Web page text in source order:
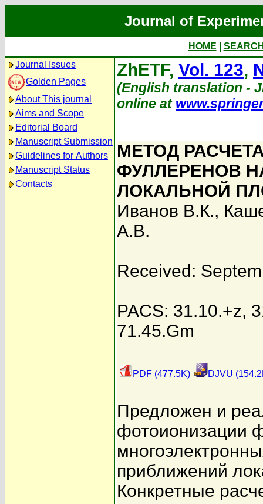
Journal of
HOME
Journal Issues
Golden Pages
About This journal
Aims and Scope
Editorial Board
Manuscript Submission
Guidelines for Authors
Manuscript Status
Contacts
ZhETF, Vol. 123,
(English translation -
online at
МЕТОД
ФУЛЛЕРЕНОВ
ЛОКАЛЬНОЙ
Иванов В.К.,
А.В.
Received:
PACS: 31.10.+z,
71.45.Gm
PDF (477.5K) DJVU
Предложен и
фотоионизации
приближений
Конкретные